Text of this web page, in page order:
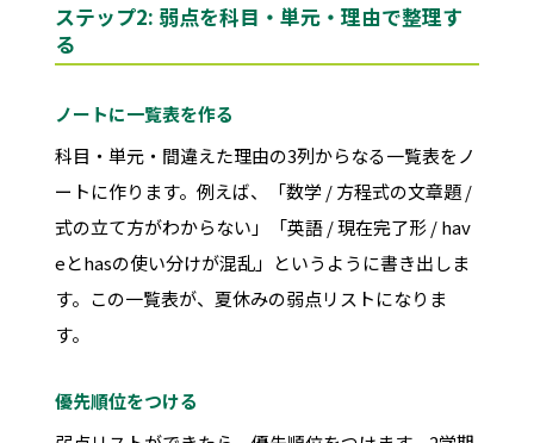
ステップ2: 弱点を科目・単元・理由で整理す
る
ノートに一覧表を作る
科目・単元・間違えた理由の3列からなる一覧表をノ
ートに作ります。例えば、「数学 / 方程式の文章題 /
式の立て方がわからない」「英語 / 現在完了形 / hav
eとhasの使い分けが混乱」というように書き出しま
す。この一覧表が、夏休みの弱点リストになりま
す。
優先順位をつける